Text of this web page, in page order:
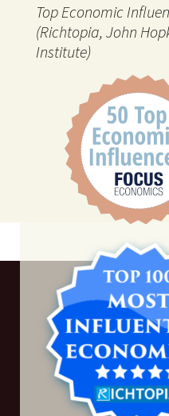
Top Economic
(Richtopia, John
Institute)